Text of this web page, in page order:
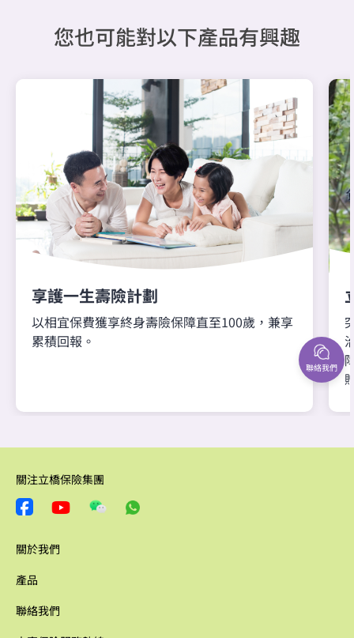
您也可能對以下產品有興趣
享護一生壽險計劃
以相宜保費獲享終身壽險保障直至100歲，兼享
累積回報。
關注立橋保險集團
關於我們
產品
聯絡我們
聯絡我們